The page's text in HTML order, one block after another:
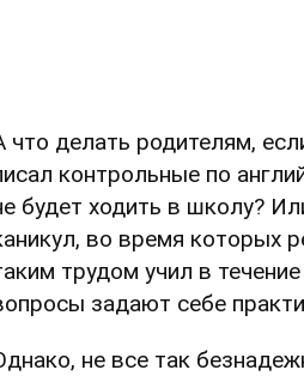
что делать родителям,
контрольные по
будет ходить в школу?
во время которых
трудом учил в
задают себе
не все так